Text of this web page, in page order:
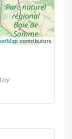
contributors